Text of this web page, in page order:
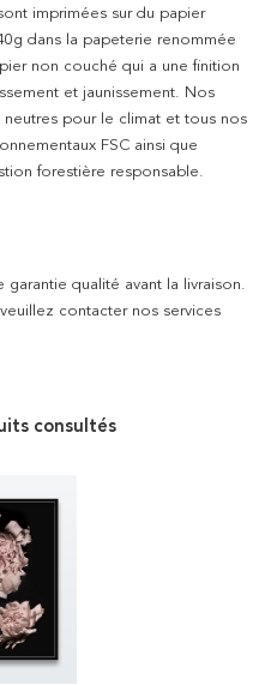
imprimées sur du papier
dans la papeterie renommée
non couché qui a une finition
et jaunissement. Nos
neutres pour le climat et tous nos
FSC ainsi que
forestière responsable.
qualité avant la livraison.
contacter nos services
consultés